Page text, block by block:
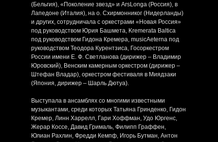
(Бельгия), «Поколение звезд» и ArsLonga (Россия), в
Лапедоне (Италия), на о. Схирмонниког (Нидерланды)
и других, сотрудничала с оркестрами «Новая Россия»
под руководством Юрия Башмета, Kremerata Baltica
под руководством Гидона Кремера, musicAeterna под
руководством Теодора Курентзиса, Госоркестром
России имени Е. Ф. Светланова (дирижер – Владимир
Юровский), Венским камерным оркестром (дирижер –
Штефан Владар), оркестром фестиваля в Миядзаки
(Япония, дирижер – Шарль Дютуа).
Выступала в ансамблях со многими известными
музыкантами, среди которых Татьяна Гринденко, Гидон
Кремер, Линн Харрелл, Гари Хоффман, Удо Юргенс,
Жерар Коссе, Давид Грималь, Филипп Граффен,
Юлиан Рахлин, Фредди Кемпф, Игорь Бутман, Антон